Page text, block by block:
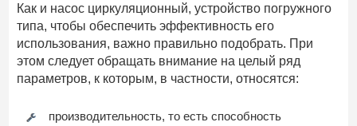
Как и насос циркуляционный, устройство погружного
типа, чтобы обеспечить эффективность его
использования, важно правильно подобрать. При
этом следует обращать внимание на целый ряд
параметров, к которым, в частности, относятся:
производительность, то есть способность